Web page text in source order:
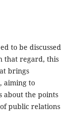
to be discussed
that regard, this
brings
aiming to
about the points
public relations